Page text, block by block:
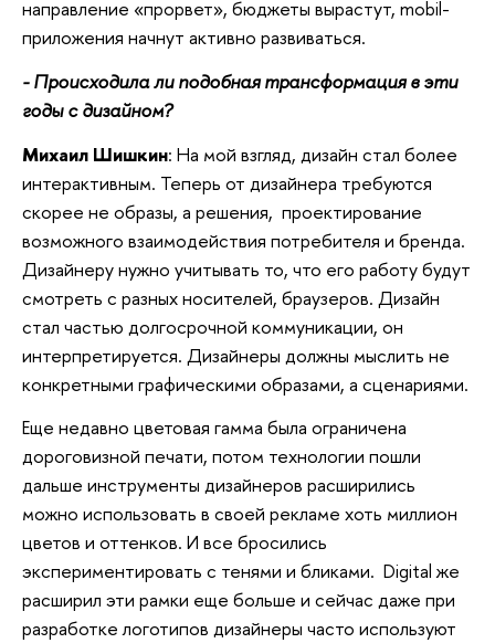
направление «прорвет», бюджеты вырастут, mobil-
приложения начнут активно развиваться.
- Происходила ли подобная трансформация в эти
годы с дизайном?
Михаил Шишкин: На мой взгляд, дизайн стал более
интерактивным. Теперь от дизайнера требуются
скорее не образы, а решения, проектирование
возможного взаимодействия потребителя и бренда.
Дизайнеру нужно учитывать то, что его работу будут
смотреть с разных носителей, браузеров. Дизайн
стал частью долгосрочной коммуникации, он
интерпретируется. Дизайнеры должны мыслить не
конкретными графическими образами, а сценариями.
Еще недавно цветовая гамма была ограничена
дороговизной печати, потом технологии пошли
дальше инструменты дизайнеров расширились
можно использовать в своей рекламе хоть миллион
цветов и оттенков. И все бросились
экспериментировать с тенями и бликами. Digital же
расширил эти рамки еще больше и сейчас даже при
разработке логотипов дизайнеры часто используют